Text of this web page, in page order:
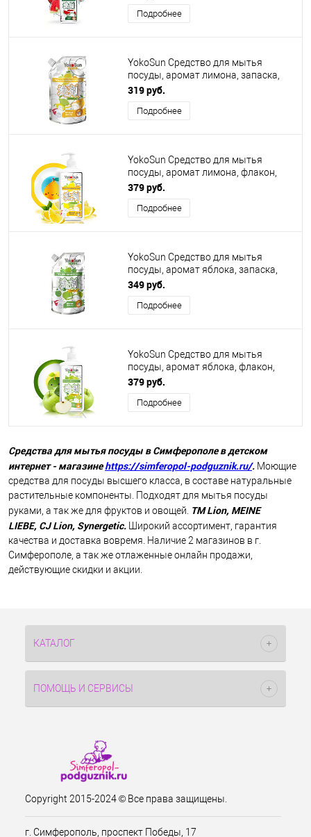
Подробнее
YokoSun Средство для мытья
посуды, аромат лимона, запаска,
850 мл
319 руб.
Подробнее
YokoSun Средство для мытья
посуды, аромат лимона, флакон,
1000мл
379 руб.
Подробнее
YokoSun Средство для мытья
посуды, аромат яблока, запаска,
850 мл
349 руб.
Подробнее
YokoSun Средство для мытья
посуды, аромат яблока, флакон,
1000мл
379 руб.
Подробнее
Средства для мытья посуды в Симферополе в детском
интернет - магазинеhttps://simferopol-podguznik.ru/. Моющие
средства для посуды высшего класса, в составе натуральные
растительные компоненты. Подходят для мытья посуды
руками, а так же для фруктов и овощей. ТМ Lion, MEINE
LIEBE, CJ Lion, Synergetic. Широкий ассортимент, гарантия
качества и доставка вовремя. Наличие 2 магазинов в г.
Симферополе, а так же отлаженные онлайн продажи,
действующие скидки и акции.
КАТАЛОГ
ПОМОЩЬ И СЕРВИСЫ
Copyright 2015-2024 © Все права защищены.
г. Симферополь, проспект Победы, 17